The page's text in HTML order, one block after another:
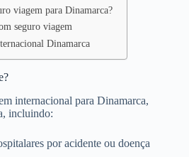
viagem para Dinamarca?
seguro viagem
Dinamarca
internacional para Dinamarca,
incluindo:
por acidente ou doença